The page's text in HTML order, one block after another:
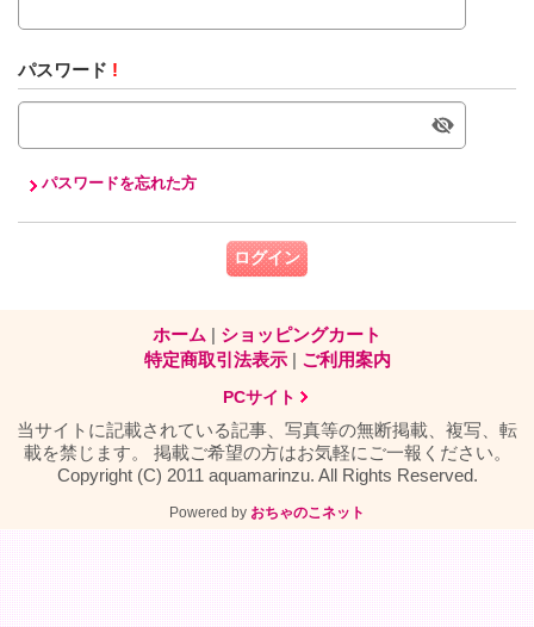
パスワード !
パスワードを忘れた方
ホーム | ショッピングカート
特定商取引法表示 | ご利用案内
PCサイト
当サイトに記載されている記事、写真等の無断掲載、複写、転
載を禁じます。 掲載ご希望の方はお気軽にご一報ください。
Copyright (C) 2011 aquamarinzu. All Rights Reserved.
Powered by おちゃのこネット